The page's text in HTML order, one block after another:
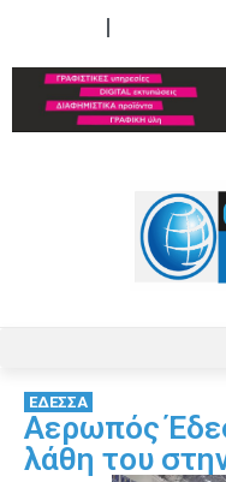
ΕΔΕΣΣΑ
Αερωπός
λάθη του